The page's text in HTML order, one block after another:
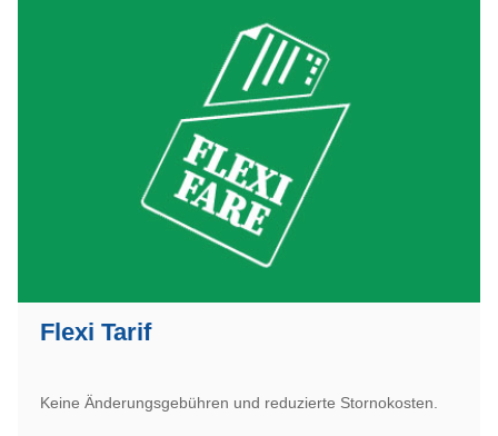
Flexi Tarif
Keine Änderungsgebühren und reduzierte Stornokosten.